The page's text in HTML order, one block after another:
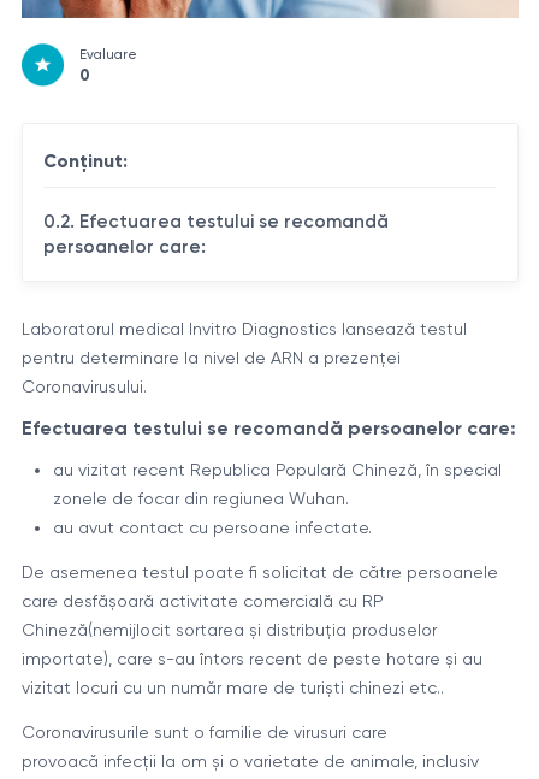
Evaluare
0
Conţinut:
0.2. Efectuarea testului se recomandă
persoanelor care:
Laboratorul medical Invitro Diagnostics lansează testul
pentru determinare la nivel de ARN a prezenței
Coronavirusului.
Efectuarea testului se recomandă persoanelor care:
au vizitat recent Republica Populară Chineză, în special
zonele de focar din regiunea Wuhan.
au avut contact cu persoane infectate.
De asemenea testul poate fi solicitat de către persoanele
care desfășoară activitate comercială cu RP
Chineză(nemijlocit sortarea și distribuția produselor
importate), care s-au întors recent de peste hotare și au
vizitat locuri cu un număr mare de turiști chinezi etc..
Coronavirusurile sunt o familie de virusuri care
provoacă infecţii la om şi o varietate de animale, inclusiv